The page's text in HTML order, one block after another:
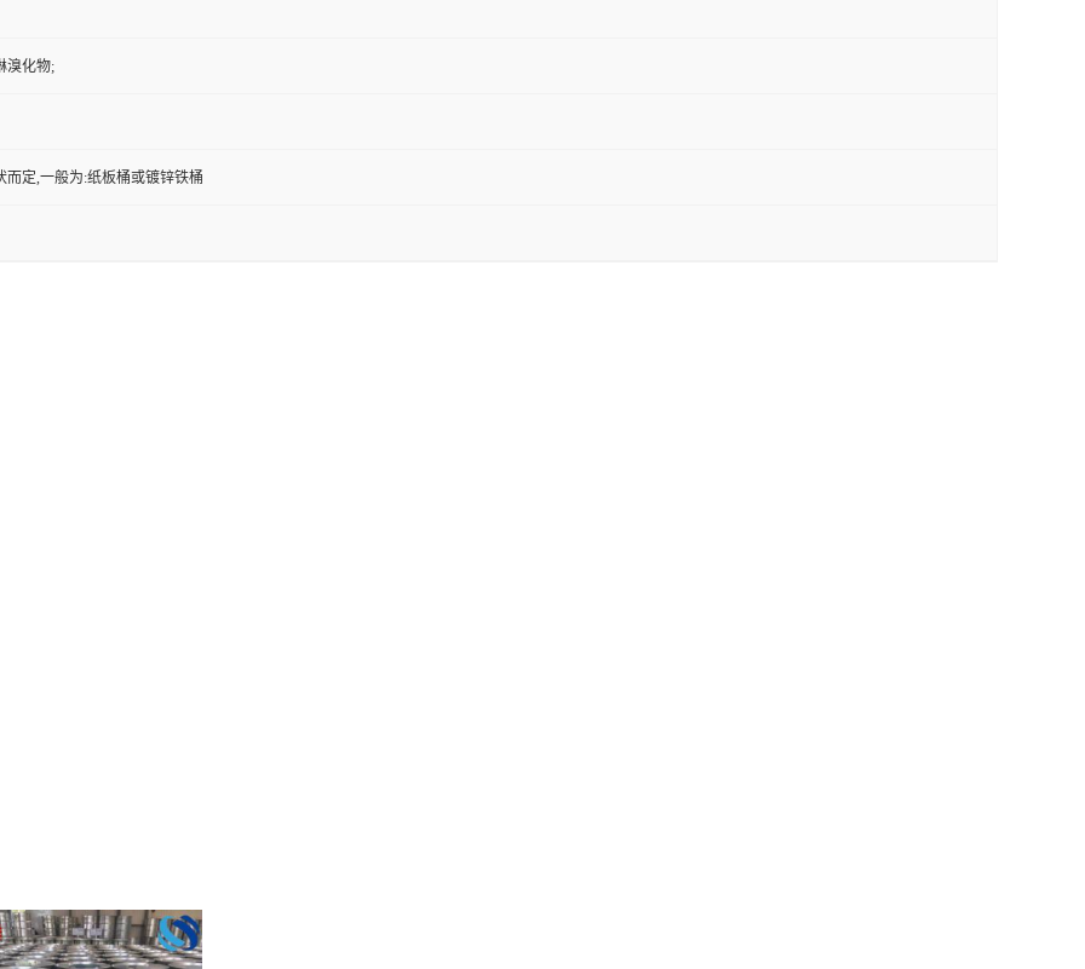
溴化物;
而定,一般为:纸板桶或镀锌铁桶